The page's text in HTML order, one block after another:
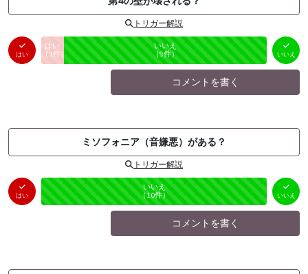
トリガー解説
はい
はい
（ 1件）未投票
いいえ
（9件） いいえ
コメントを書く
ミソフォニア（音嫌悪）がある？
トリガー解説
はい
はい
（0件）
未投票
いいえ
（10件） いいえ
コメントを書く